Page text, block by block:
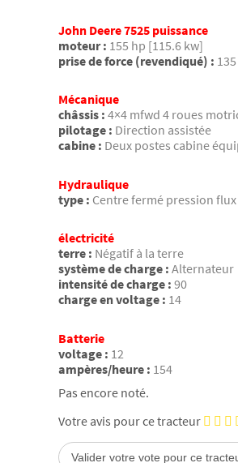
John Deere 7525 puissance
moteur : 155 hp [115.6 kw]
prise de force (revendiqué) :
Mécanique
châssis : 4×4 mfwd 4 roues
pilotage : Direction assistée
cabine : Deux postes cabine
Hydraulique
type : Centre fermé pression
électricité
terre : Négatif à la terre
système de charge : Alternateur
intensité de charge : 90
charge en voltage : 14
Batterie
voltage : 12
ampères/heure : 154
Pas encore noté.
Votre avis pour ce tracteur